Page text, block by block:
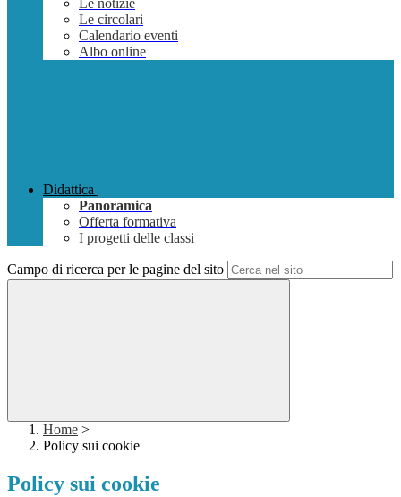
Le notizie
Le circolari
Calendario eventi
Albo online
Didattica
Panoramica
Offerta formativa
I progetti delle classi
Campo di ricerca per le pagine del sito
Home >
Policy sui cookie
Policy sui cookie